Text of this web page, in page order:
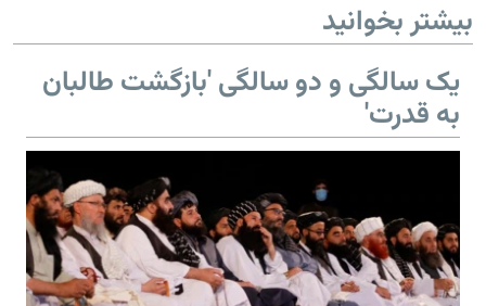
بیشتر بخوانید
یک سالگی و دو سالگی 'بازگشت طالبان
به قدرت'